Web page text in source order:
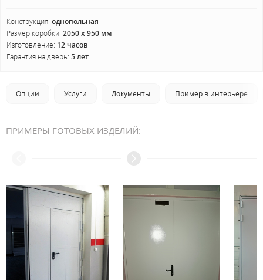
Конструкция: однопольная
Размер коробки: 2050 х 950 мм
Изготовление: 12 часов
Гарантия на дверь: 5 лет
Опции Услуги Документы Пример в интерьере
ПРИМЕРЫ ГОТОВЫХ ИЗДЕЛИЙ: